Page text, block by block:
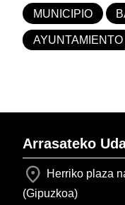
MUNICIPIO
AYUNTAMIENTO
Arrasateko
Herriko plaza
(Gipuzkoa)